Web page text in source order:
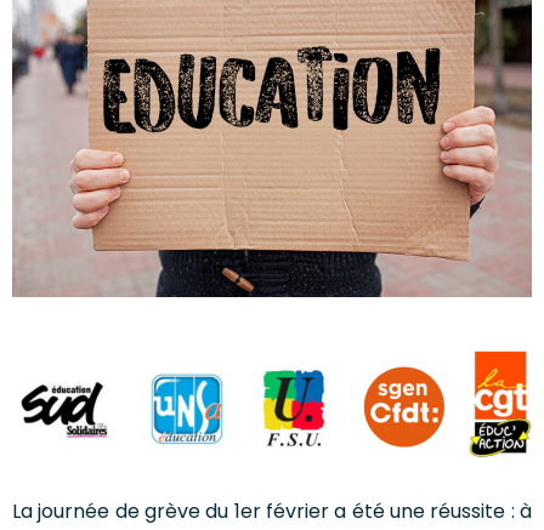
La journée de grève du 1er février a été une réussite : à